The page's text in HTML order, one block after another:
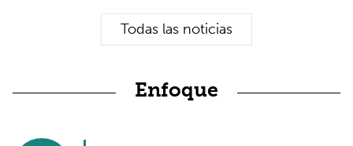
Todas las noticias
Enfoque